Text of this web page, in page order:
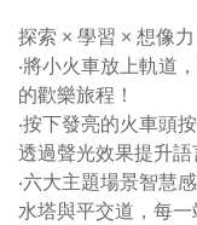
探索 × 學習 × 想像
‧將小火車放上軌道
的歡樂旅程！
‧按下發亮的火車頭
透過聲光效果提升語
‧六大主題場景智慧
水塔與平交道，每